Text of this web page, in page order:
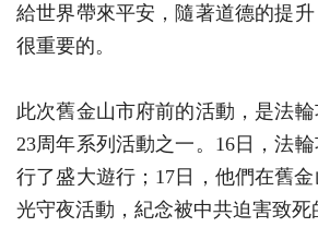
給世界帶來平安，隨著道德的提
很重要的。
此次舊金山市府前的活動，是法
23周年系列活動之一。16日，法
行了盛大遊行；17日，他們在舊
光守夜活動，紀念被中共迫害致